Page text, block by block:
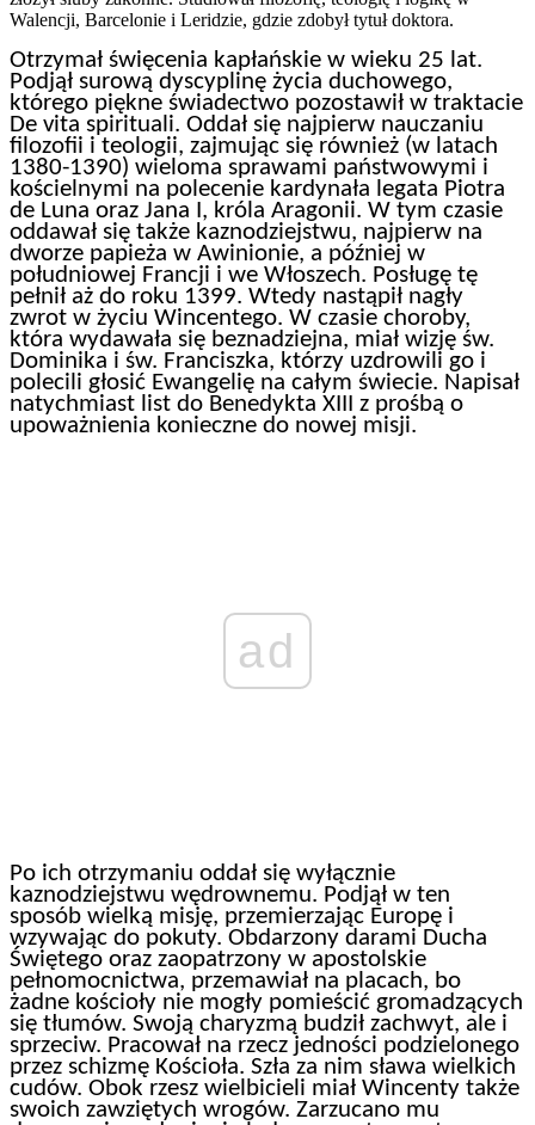
Walencji, Barcelonie i Leridzie, gdzie zdobył tytuł doktora.
Otrzymał święcenia kapłańskie w wieku 25 lat.
Podjął surową dyscyplinę życia duchowego,
którego piękne świadectwo pozostawił w traktacie
De vita spirituali. Oddał się najpierw nauczaniu
filozofii i teologii, zajmując się również (w latach
1380-1390) wieloma sprawami państwowymi i
kościelnymi na polecenie kardynała legata Piotra
de Luna oraz Jana I, króla Aragonii. W tym czasie
oddawał się także kaznodziejstwu, najpierw na
dworze papieża w Awinionie, a później w
południowej Francji i we Włoszech. Posługę tę
pełnił aż do roku 1399. Wtedy nastąpił nagły
zwrot w życiu Wincentego. W czasie choroby,
która wydawała się beznadziejna, miał wizję św.
Dominika i św. Franciszka, którzy uzdrowili go i
polecili głosić Ewangelię na całym świecie. Napisał
natychmiast list do Benedykta XIII z prośbą o
upoważnienia konieczne do nowej misji.
ad
Po ich otrzymaniu oddał się wyłącznie
kaznodziejstwu wędrownemu. Podjął w ten
sposób wielką misję, przemierzając Europę i
wzywając do pokuty. Obdarzony darami Ducha
Świętego oraz zaopatrzony w apostolskie
pełnomocnictwa, przemawiał na placach, bo
żadne kościoły nie mogły pomieścić gromadzących
się tłumów. Swoją charyzmą budził zachwyt, ale i
sprzeciw. Pracował na rzecz jedności podzielonego
przez schizmę Kościoła. Szła za nim sława wielkich
cudów. Obok rzesz wielbicieli miał Wincenty także
swoich zawziętych wrogów. Zarzucano mu